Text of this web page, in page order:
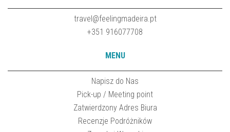
travel@feelingmadeira.pt
+351 916077708
MENU
Napisz do Nas
Pick-up / Meeting point
Zatwierdzony Adres Biura
Recenzje Podróżników